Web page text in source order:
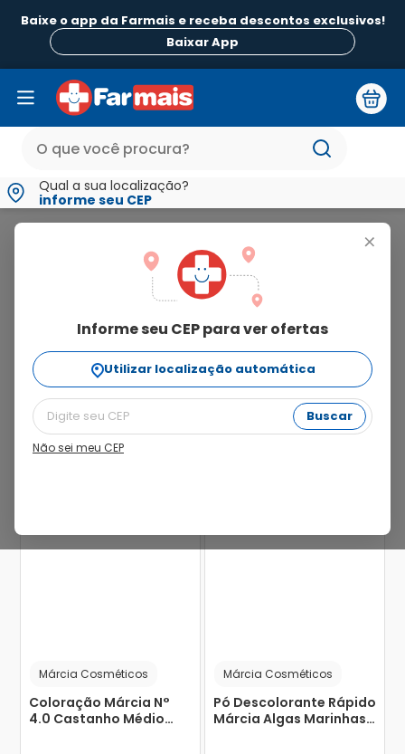
Baixe o app da Farmais e receba descontos exclusivos!
Baixar App
Qual a sua localização?
informe seu CEP
+
Informe seu CEP para ver ofertas
Utilizar localização automática
Buscar
Não sei meu CEP
márcia
cosméticos
Ordenar Por
relevância
Márcia Cosméticos
Coloração Márcia N°
4.0 Castanho Médio
Márcia Cosméticos
Pó Descolorante Rápido
Márcia Algas Marinhas